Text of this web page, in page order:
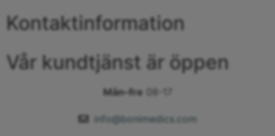
Kontaktinformation
Vår kundtjänst är öppen
Mån–fre
info@bonimedics.com